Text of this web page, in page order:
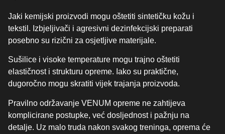
Jaki kemijski proizvodi mogu oštetiti sintetičku kožu i
tekstil. Izbjeljivači i agresivni dezinfekcijski preparati
posebno su rizični za osjetljive materijale.
Sušilice i visoke temperature mogu trajno oštetiti
elastičnost i strukturu opreme. Iako su praktične,
dugoročno mogu skratiti vijek trajanja proizvoda.
Pravilno održavanje VENUM opreme ne zahtijeva
komplicirane postupke, već dosljednost i pažnju na
detalje. Uz malo truda nakon svakog treninga, oprema će